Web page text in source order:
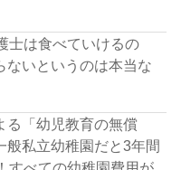
士は食べていけるの
ないというのは本当な
る「幼児教育の無償
般私立幼稚園だと3年間